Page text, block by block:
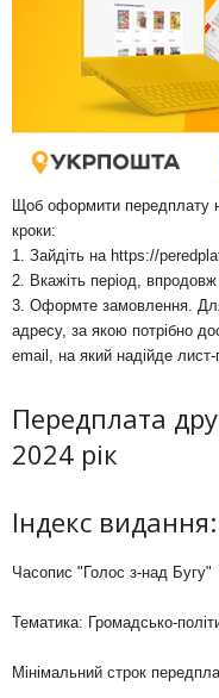
Щоб оформити передплату
кроки:
1. Зайдіть на https://
2. Вкажіть період,
3. Оформте замовлення.
адресу, за якою потрібно
email, на який надійде
Передплата
2024 рік
Індекс видання:
Часопис "Голос з-над Бугу"
Тематика: Громадсько-
Мінімальний строк